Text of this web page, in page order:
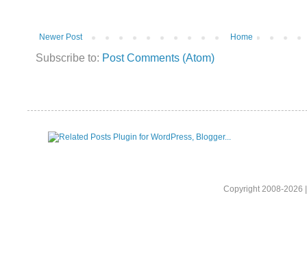
Newer Post Home
Subscribe to: Post Comments (Atom)
Copyright 2008-2026